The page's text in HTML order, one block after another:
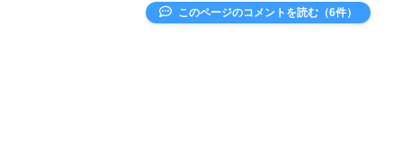
このページのコメントを読む（6件）